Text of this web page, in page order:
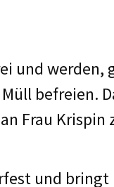
und werden,
befreien.
Frau Krispin
und